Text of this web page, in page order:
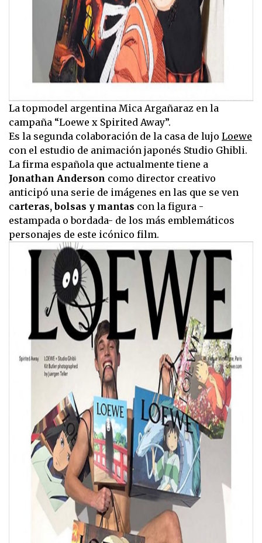
La topmodel argentina Mica Argañaraz en la
campaña “Loewe x Spirited Away”.
Es la segunda colaboración de la casa de lujo Loewe
con el estudio de animación japonés Studio Ghibli.
La firma española que actualmente tiene a
Jonathan Anderson como director creativo
anticipó una serie de imágenes en las que se ven
carteras, bolsas y mantas con la figura -
estampada o bordada- de los más emblemáticos
personajes de este icónico film.